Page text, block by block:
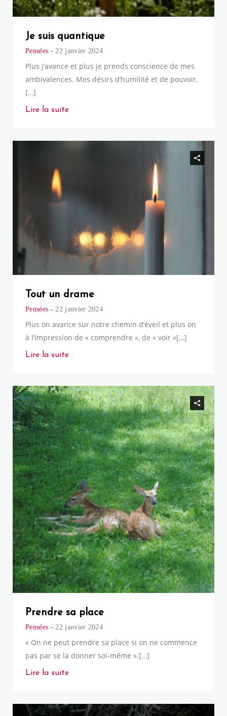
Je suis quantique
Pensées 22 janvier 2024
Plus j’avance et plus je prends conscience de mes
ambivalences. Mes désirs d’humilité et de pouvoir,
[…]
Lire la suite
Tout un drame
Pensées 22 janvier 2024
Plus on avance sur notre chemin d’éveil et plus on
à l’impression de « comprendre », de « voir »[…]
Lire la suite
Prendre sa place
Pensées 22 janvier 2024
« On ne peut prendre sa place si on ne commence
pas par se la donner soi-même ».[…]
Lire la suite